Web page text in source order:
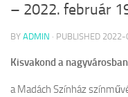
– 2022. február
BY ADMIN · PUBLISHED
Kisvakond a nagyvárosban
a Madách Színház